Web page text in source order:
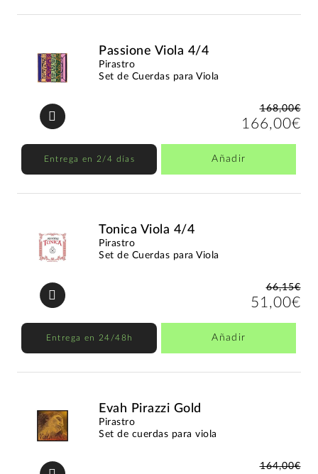
Passione Viola 4/4
Pirastro
Set de Cuerdas para Viola
168,00€
166,00€
Entrega en 2/4 días Añadir
Tonica Viola 4/4
Pirastro
Set de Cuerdas para Viola
66,15€
51,00€
Entrega en 24/48h Añadir
Evah Pirazzi Gold
Pirastro
Set de cuerdas para viola
164,00€